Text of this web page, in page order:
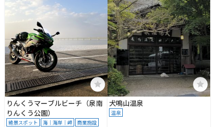
りんくうマーブルビーチ（泉南
りんくう公園）
絶景スポット 海｜海岸｜岬 商業施設
犬鳴山温泉
温泉